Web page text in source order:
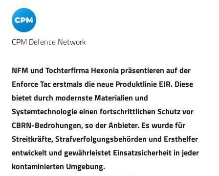
CPM Defence Network
NFM und Tochterfirma Hexonia präsentieren auf der
Enforce Tac erstmals die neue Produktlinie EIR. Diese
bietet durch modernste Materialien und
Systemtechnologie einen fortschrittlichen Schutz vor
CBRN-Bedrohungen, so der Anbieter. Es wurde für
Streitkräfte, Strafverfolgungsbehörden und Ersthelfer
entwickelt und gewährleistet Einsatzsicherheit in jeder
kontaminierten Umgebung.